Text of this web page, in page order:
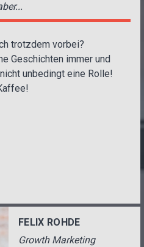
trotzdem vorbei?
Geschichten immer und
unbedingt eine Rolle!
FELIX ROHDE
Growth Marketing